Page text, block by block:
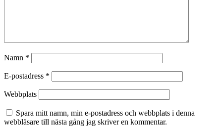
Namn *
E-postadress *
Webbplats
Spara mitt namn, min e-postadress och webbplats i denna
webbläsare till nästa gång jag skriver en kommentar.